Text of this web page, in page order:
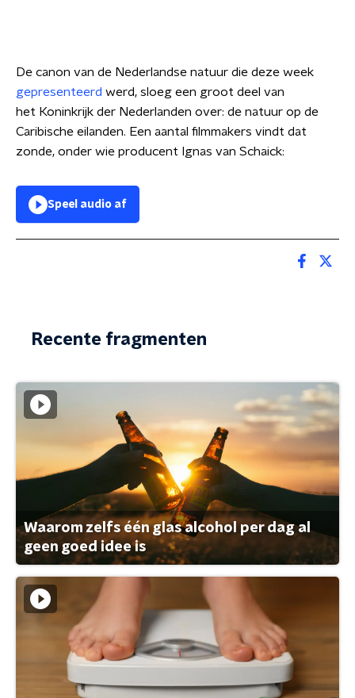
De canon van de Nederlandse natuur die deze week
gepresenteerd werd, sloeg een groot deel van
het Koninkrijk der Nederlanden over: de natuur op de
Caribische eilanden. Een aantal filmmakers vindt dat
zonde, onder wie producent Ignas van Schaick:
Speel audio af
Recente fragmenten
Waarom zelfs één glas alcohol per dag al
geen goed idee is